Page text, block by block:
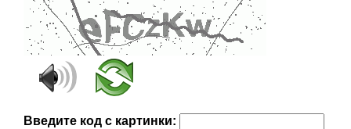
Введите код с картинки: